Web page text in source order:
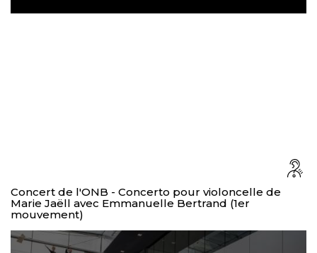
Concert de l'ONB - Concerto pour violoncelle de
Marie Jaëll avec Emmanuelle Bertrand (1er
mouvement)